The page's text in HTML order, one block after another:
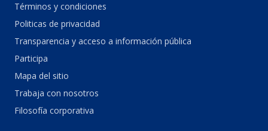
Términos y condiciones
Politicas de privacidad
Transparencia y acceso a información pública
Participa
Mapa del sitio
Trabaja con nosotros
Filosofía corporativa